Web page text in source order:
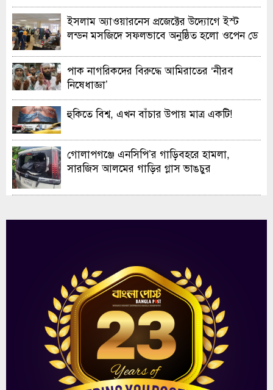
ইসলাম অ্যাওয়ারনেস প্রজেক্টের উদ্যোগে ইস্ট
লন্ডন মসজিদে সফলভাবে অনুষ্ঠিত হলো ওপেন ডে
পাক নাগরিকদের বিরুদ্ধে আমিরাতের ‘নীরব
নিষেধাজ্ঞা’
হুকিতে বিশ্ব, এখন বাঁচার উপায় মাত্র একটি!
গোলাপগঞ্জে এনসিপি’র গাড়িবহরে হামলা,
সারজিস আলমের গাড়ির গ্লাস ভাঙচুর